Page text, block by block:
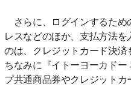
さらに、ログインするため
レスなどのほか、支払方法
のは、クレジットカード決済
ちなみに『イトーヨーカド
プ共通商品券やクレジット